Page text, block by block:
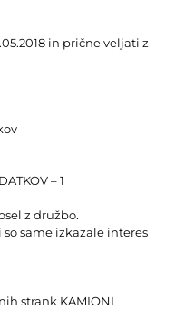
in prične veljati z
– 1
z družbo.
same izkazale interes
strank KAMIONI